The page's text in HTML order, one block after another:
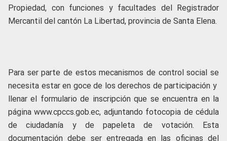
Propiedad, con funciones y facultades del Registrador
Mercantil del cantón La Libertad, provincia de Santa Elena.
Para ser parte de estos mecanismos de control social se
necesita estar en goce de los derechos de participación y
llenar el formulario de inscripción que se encuentra en la
página www.cpccs.gob.ec, adjuntando fotocopia de cédula
de ciudadanía y de papeleta de votación. Esta
documentación debe ser entregada en las oficinas del